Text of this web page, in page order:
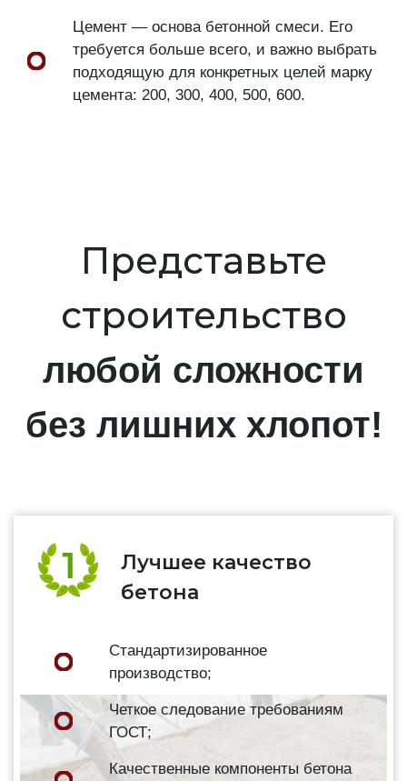
Цемент — основа бетонной смеси. Его
требуется больше всего, и важно выбрать
подходящую для конкретных целей марку
цемента: 200, 300, 400, 500, 600.
Представьте
строительство
любой сложности
без лишних хлопот!
Лучшее качество
бетона
Стандартизированное
производство;
Четкое следование требованиям
ГОСТ;
Качественные компоненты бетона